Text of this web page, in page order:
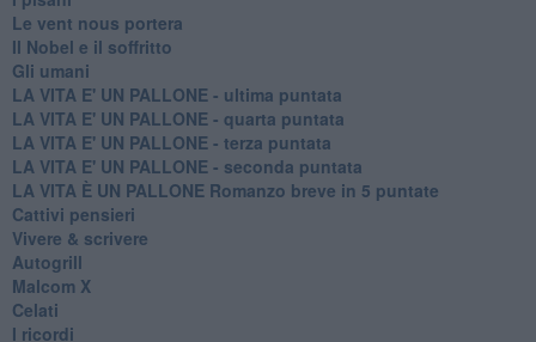
Le vent nous portera
Il Nobel e il soffritto
Gli umani
LA VITA E' UN PALLONE - ultima puntata
LA VITA E' UN PALLONE - quarta puntata
LA VITA E' UN PALLONE - terza puntata
LA VITA E' UN PALLONE - seconda puntata
LA VITA È UN PALLONE Romanzo breve in 5 puntate
Cattivi pensieri
Vivere & scrivere
Autogrill
Malcom X
Celati
I ricordi